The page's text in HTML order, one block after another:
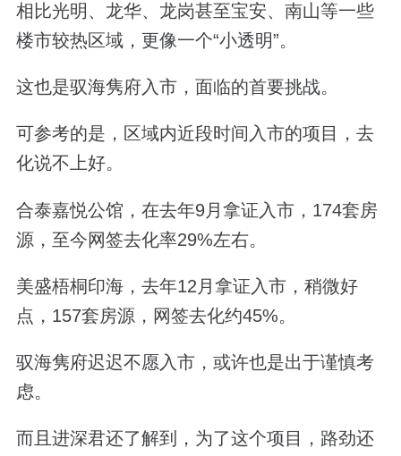
相比光明、龙华、龙岗甚至宝安、南山等一些
楼市较热区域，更像一个“小透明”。
这也是驭海隽府入市，面临的首要挑战。
可参考的是，区域内近段时间入市的项目，去
化说不上好。
合泰嘉悦公馆，在去年9月拿证入市，174套房
源，至今网签去化率29%左右。
美盛梧桐印海，去年12月拿证入市，稍微好
点，157套房源，网签去化约45%。
驭海隽府迟迟不愿入市，或许也是出于谨慎考
虑。
而且进深君还了解到，为了这个项目，路劲还